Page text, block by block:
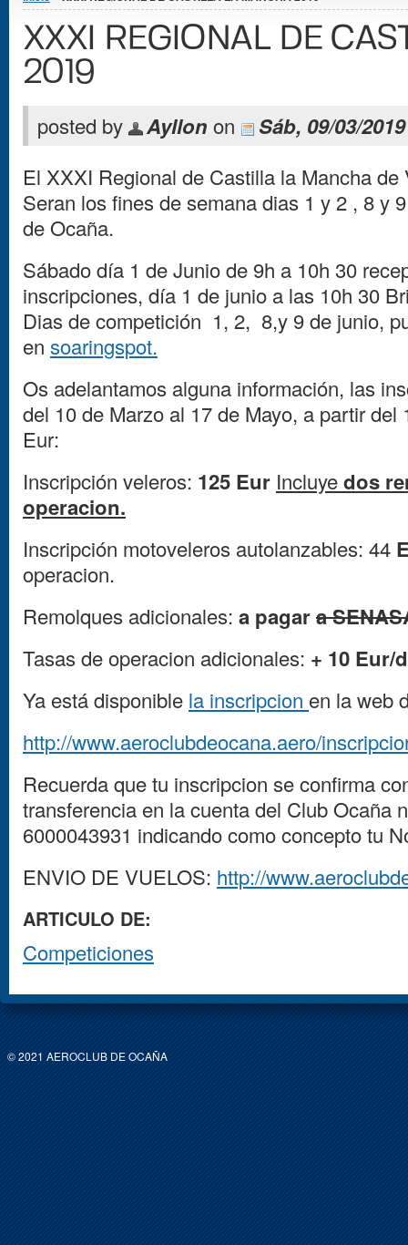
XXXI REGIONAL DE
2019
posted by Ayllon on Sáb, 09/03/
El XXXI Regional de Castilla la Mancha
Seran los fines de semana dias 1 y 2 , 8 y
de Ocaña.
Sábado día 1 de Junio de 9h a 10h 30
inscripciones, día 1 de junio a las 10h 30
Dias de competición 1, 2, 8,y 9 de junio,
en soaringspot.
Os adelantamos alguna información, las
del 10 de Marzo al 17 de Mayo, a partir
Eur:
Inscripción veleros: 125 Eur Incluyedos
operacion.
Inscripción motoveleros autolanzables: 44
operacion.
Remolques adicionales: a pagara
Tasas de operacion adicionales: + 10 Eur/
Ya está disponible la inscripcion en la web
http://www.aeroclubdeocana.aero/
Recuerda que tu inscripcion se confirma
transferencia en la cuenta del Club Ocaña
6000043931 indicando como concepto tu
ENVIO DE VUELOS: http://
ARTICULO DE:
Competiciones
© 2021 AEROCLUB DE OCAÑA